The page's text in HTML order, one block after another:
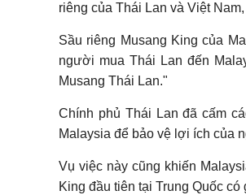
riêng của Thái Lan và Việt
Sầu riêng Musang King của
người mua Thái Lan đến
Musang Thái Lan."
Chính phủ Thái Lan đã cấm
Malaysia để bảo vệ lợi ích của
Vụ việc này cũng khiến
King đầu tiên tại Trung Quốc